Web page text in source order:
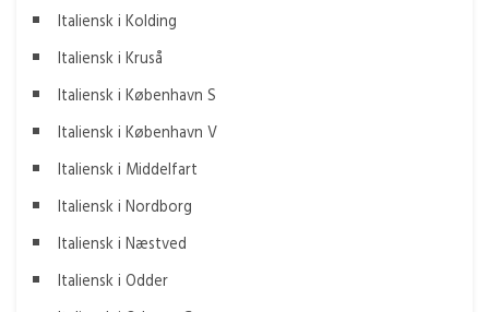
Italiensk i Kolding
Italiensk i Kruså
Italiensk i København S
Italiensk i København V
Italiensk i Middelfart
Italiensk i Nordborg
Italiensk i Næstved
Italiensk i Odder